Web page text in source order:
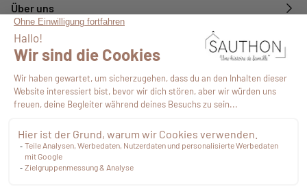
Über uns
Dienstleistungen
Folgen Sie uns